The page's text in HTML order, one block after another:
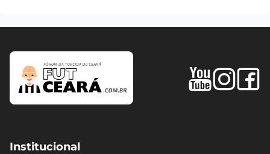
Institucional